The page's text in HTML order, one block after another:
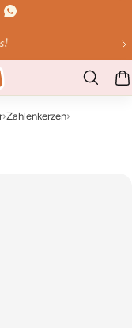
›Zahlenkerzen›